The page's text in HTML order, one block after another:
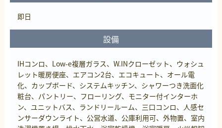
即日
設備
IHコンロ、Low-e複層ガラス、W.INクローゼット、ウォシュ
レット暖房便座、エアコン2台、エコキュート、オール電
化、カップボード、システムキッチン、シャワーつき洗面化
粧台、パントリー、フローリング、モニター付インターホ
ン、ユニットバス、ランドリールーム、三口コンロ、人感セ
ンサーダウンライト、公営水道、公庫利用可、外物置、室内